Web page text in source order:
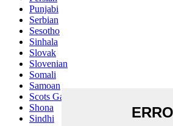
Punjabi
Serbian
Sesotho
Sinhala
Slovak
Slovenian
Somali
Samoan
Scots Gaelic
Shona
Sindhi